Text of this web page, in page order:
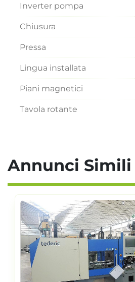
Inverter pompa
Chiusura
Pressa
Lingua installata
Piani magnetici
Tavola rotante
Annunci Simili